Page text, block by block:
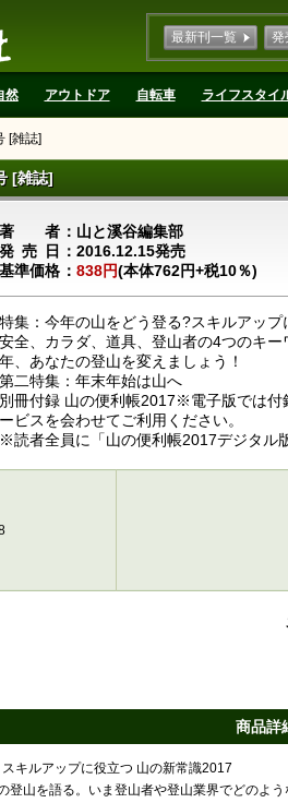
最新刊一覧 発
然 アウトドア 自転車 ライフスタイ
[雑誌]
[雑誌]
著者山と溪谷編集部
発売日 2016.12.15発売
基準価格
838円(本体762円+税10％)
特集：今年の山をどう登る?スキルアッ
安全、カラダ、道具、登山者の4つのキ
年、あなたの登山を変えましょう！
第二特集：年末年始は山へ
別冊付録 山の便利帳2017※電子版では付
ービスを会わせてご利用ください。
※読者全員に「山の便利帳2017デジタル
商品詳
キルアップに役立つ 山の新常識2017
山を語る。いま登山者や登山業界でどのよ